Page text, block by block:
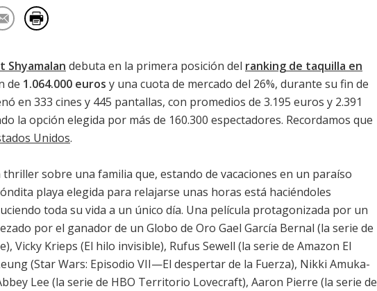
Shyamalan debuta en la primera posición del ranking de taquilla en
de 1.064.000 euros y una cuota de mercado del 26%, durante su fin de
en 333 cines y 445 pantallas, con promedios de 3.195 euros y 2.391
la opción elegida por más de 160.300 espectadores. Recordamos que
Unidos.
sobre una familia que, estando de vacaciones en un paraíso
playa elegida para relajarse unas horas está haciéndoles
toda su vida a un único día. Una película protagonizada por un
por el ganador de un Globo de Oro Gael García Bernal (la serie de
Vicky Krieps (El hilo invisible), Rufus Sewell (la serie de Amazon El
(Star Wars: Episodio VII—El despertar de la Fuerza), Nikki Amuka-
Lee (la serie de HBO Territorio Lovecraft), Aaron Pierre (la serie de